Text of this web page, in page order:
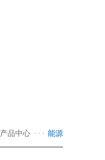
产品中心 · · · 能源